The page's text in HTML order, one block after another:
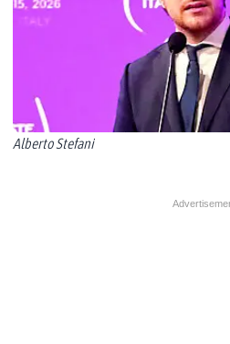
Alberto Stefani